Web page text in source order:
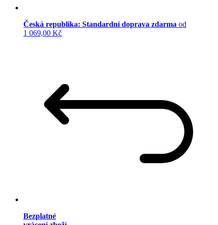
Česká republika: Standardní doprava zdarma od
1 069,00 Kč
Bezplatné